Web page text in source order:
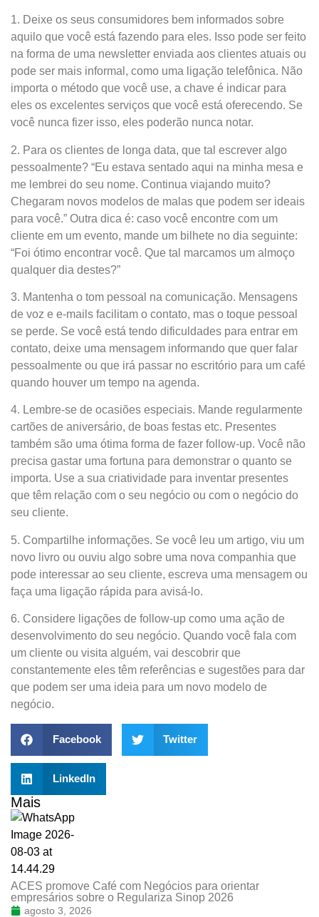
1. Deixe os seus consumidores bem informados sobre
aquilo que você está fazendo para eles. Isso pode ser feito
na forma de uma newsletter enviada aos clientes atuais ou
pode ser mais informal, como uma ligação telefônica. Não
importa o método que você use, a chave é indicar para
eles os excelentes serviços que você está oferecendo. Se
você nunca fizer isso, eles poderão nunca notar.
2. Para os clientes de longa data, que tal escrever algo
pessoalmente? “Eu estava sentado aqui na minha mesa e
me lembrei do seu nome. Continua viajando muito?
Chegaram novos modelos de malas que podem ser ideais
para você.” Outra dica é: caso você encontre com um
cliente em um evento, mande um bilhete no dia seguinte:
“Foi ótimo encontrar você. Que tal marcamos um almoço
qualquer dia destes?”
3. Mantenha o tom pessoal na comunicação. Mensagens
de voz e e-mails facilitam o contato, mas o toque pessoal
se perde. Se você está tendo dificuldades para entrar em
contato, deixe uma mensagem informando que quer falar
pessoalmente ou que irá passar no escritório para um café
quando houver um tempo na agenda.
4. Lembre-se de ocasiões especiais. Mande regularmente
cartões de aniversário, de boas festas etc. Presentes
também são uma ótima forma de fazer follow-up. Você não
precisa gastar uma fortuna para demonstrar o quanto se
importa. Use a sua criatividade para inventar presentes
que têm relação com o seu negócio ou com o negócio do
seu cliente.
5. Compartilhe informações. Se você leu um artigo, viu um
novo livro ou ouviu algo sobre uma nova companhia que
pode interessar ao seu cliente, escreva uma mensagem ou
faça uma ligação rápida para avisá-lo.
6. Considere ligações de follow-up como uma ação de
desenvolvimento do seu negócio. Quando você fala com
um cliente ou visita alguém, vai descobrir que
constantemente eles têm referências e sugestões para dar
que podem ser uma ideia para um novo modelo de
negócio.
Facebook Twitter
LinkedIn
Mais
ACES promove Café com Negócios para orientar
empresários sobre o Regulariza Sinop 2026
agosto 3, 2026